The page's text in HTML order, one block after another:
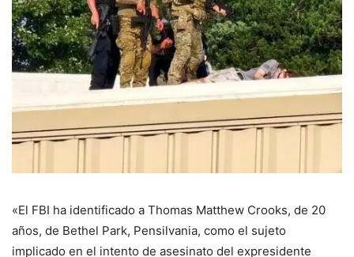
«El FBI ha identificado a Thomas Matthew Crooks, de 20
años, de Bethel Park, Pensilvania, como el sujeto
implicado en el intento de asesinato del expresidente